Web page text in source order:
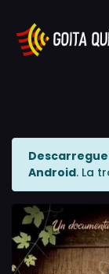
Android. La